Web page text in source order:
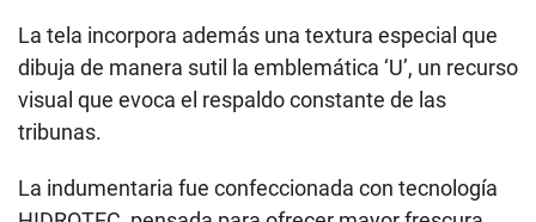
La tela incorpora además una textura especial que
dibuja de manera sutil la emblemática ‘U’, un recurso
visual que evoca el respaldo constante de las
tribunas.
La indumentaria fue confeccionada con tecnología